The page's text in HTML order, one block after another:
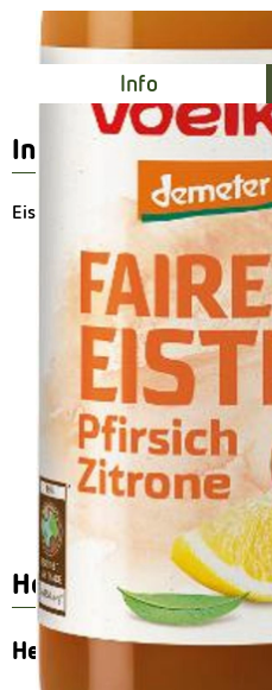
Info
Info
Eistee / MEHRWEG 0,15€
Produktinformationen
Zutaten
Produktdatenblatt
Herkunft
Hersteller: Voelkel